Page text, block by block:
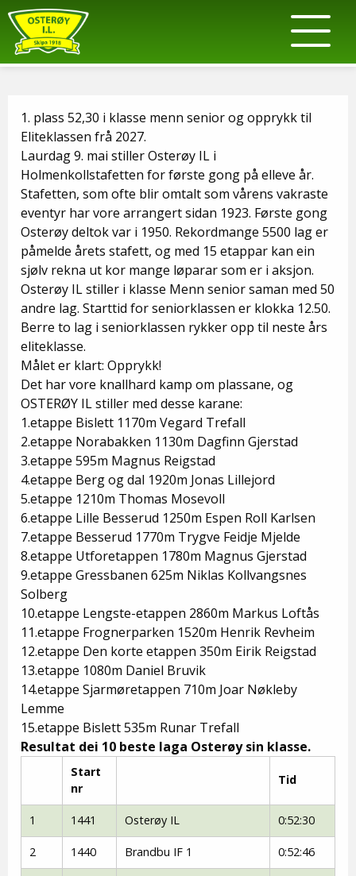
1. plass 52,30 i klasse menn senior og opprykk til
Eliteklassen frå 2027.
Laurdag 9. mai stiller Osterøy IL i
Holmenkollstafetten for første gong på elleve år.
Stafetten, som ofte blir omtalt som vårens vakraste
eventyr har vore arrangert sidan 1923. Første gong
Osterøy deltok var i 1950. Rekordmange 5500 lag er
påmelde årets stafett, og med 15 etappar kan ein
sjølv rekna ut kor mange løparar som er i aksjon.
Osterøy IL stiller i klasse Menn senior saman med 50
andre lag. Starttid for seniorklassen er klokka 12.50.
Berre to lag i seniorklassen rykker opp til neste års
eliteklasse.
Målet er klart: Opprykk!
Det har vore knallhard kamp om plassane, og
OSTERØY IL stiller med desse karane:
1.etappe Bislett 1170m Vegard Trefall
2.etappe Norabakken 1130m Dagfinn Gjerstad
3.etappe 595m Magnus Reigstad
4.etappe Berg og dal 1920m Jonas Lillejord
5.etappe 1210m Thomas Mosevoll
6.etappe Lille Besserud 1250m Espen Roll Karlsen
7.etappe Besserud 1770m Trygve Feidje Mjelde
8.etappe Utforetappen 1780m Magnus Gjerstad
9.etappe Gressbanen 625m Niklas Kollvangsnes
Solberg
10.etappe Lengste-etappen 2860m Markus Loftås
11.etappe Frognerparken 1520m Henrik Revheim
12.etappe Den korte etappen 350m Eirik Reigstad
13.etappe 1080m Daniel Bruvik
14.etappe Sjarmøretappen 710m Joar Nøkleby
Lemme
15.etappe Bislett 535m Runar Trefall
Resultat dei 10 beste laga Osterøy sin klasse.
Start
nr
Tid
1 1441 Osterøy IL 0:52:30
2 1440 Brandbu IF 1 0:52:46